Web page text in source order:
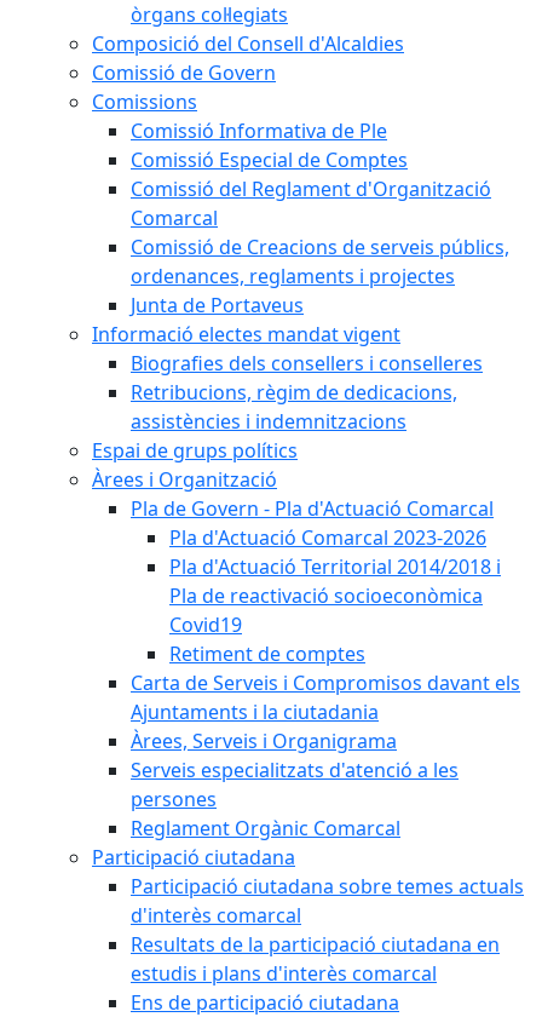
òrgans col·legiats
Composició del Consell d'Alcaldies
Comissió de Govern
Comissions
Comissió Informativa de Ple
Comissió Especial de Comptes
Comissió del Reglament d'Organització
Comarcal
Comissió de Creacions de serveis públics,
ordenances, reglaments i projectes
Junta de Portaveus
Informació electes mandat vigent
Biografies dels consellers i conselleres
Retribucions, règim de dedicacions,
assistències i indemnitzacions
Espai de grups polítics
Àrees i Organització
Pla de Govern - Pla d'Actuació Comarcal
Pla d'Actuació Comarcal 2023-2026
Pla d'Actuació Territorial 2014/2018 i
Pla de reactivació socioeconòmica
Covid19
Retiment de comptes
Carta de Serveis i Compromisos davant els
Ajuntaments i la ciutadania
Àrees, Serveis i Organigrama
Serveis especialitzats d'atenció a les
persones
Reglament Orgànic Comarcal
Participació ciutadana
Participació ciutadana sobre temes actuals
d'interès comarcal
Resultats de la participació ciutadana en
estudis i plans d'interès comarcal
Ens de participació ciutadana